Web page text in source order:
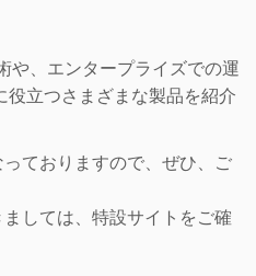
や、エンタープライズでの運
役立つさまざまな製品を紹介
ておりますので、ぜひ、ご
しては、特設サイトをご確